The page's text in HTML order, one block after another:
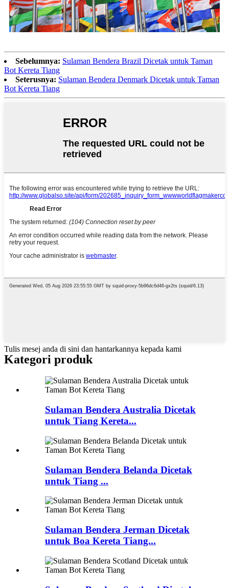
Sebelumnya: Sulaman Bendera Brazil Dicetak untuk Taman
Bot Kereta Tiang
Seterusnya: Sulaman Bendera Denmark Dicetak untuk Taman
Bot Kereta Tiang
Tulis mesej anda di sini dan hantarkannya kepada kami
Kategori produk
Sulaman Bendera Australia Dicetak
untuk Tiang Kereta...
Sulaman Bendera Belanda Dicetak
untuk Tiang ...
Sulaman Bendera Jerman Dicetak
untuk Boa Kereta Tiang...